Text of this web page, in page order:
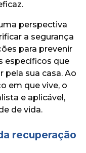
perspectiva
a segurança
para prevenir
específicos que
sua casa. Ao
em que vive, o
e aplicável,
de vida.
recuperação